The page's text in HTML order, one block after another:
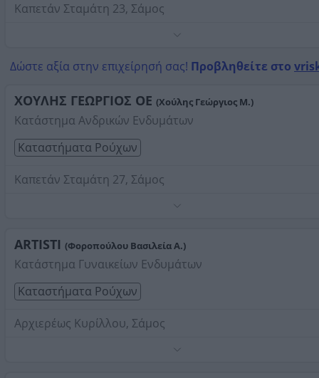
Καπετάν Σταμάτη 23, Σάμος
Μαραθόκαμπος
Δώστε αξία στην επιχείρησή σας! Προβληθείτε στο
ΧΟΥΛΗΣ ΓΕΩΡΓΙΟΣ ΟΕ (Χούλης Γεώργιος Μ.)
Κατάστημα Ανδρικών Ενδυμάτων
Καταστήματα Ρούχων
Καπετάν Σταμάτη 27, Σάμος
Μαραθόκαμπος
ARTISTI (Φοροπούλου Βασιλεία Α.)
Κατάστημα Γυναικείων Ενδυμάτων
Καταστήματα Ρούχων
Αρχιερέως Κυρίλλου, Σάμος